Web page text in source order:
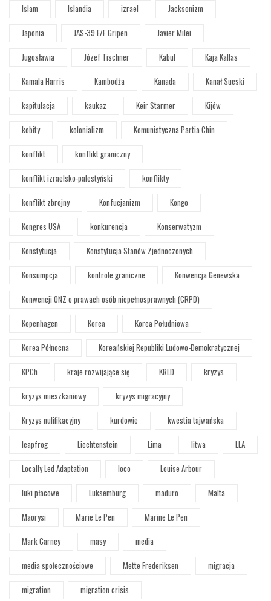
Islam
Islandia izrael
Jacksonizm
Japonia
JAS-39 E/F Gripen
Javier Milei
Jugosławia
Józef Tischner Kabul
Kaja Kallas
Kamala Harris
Kambodża Kanada
Kanał Sueski
kapitulacja
kaukaz Keir Starmer
Kijów
kobity
kolonializm
Komunistyczna Partia Chin
konflikt
konflikt graniczny
konflikt izraelsko-palestyński
konflikty
konflikt zbrojny
Konfucjanizm
Kongo
Kongres USA
konkurencja
Konserwatyzm
Konstytucja
Konstytucja Stanów Zjednoczonych
Konsumpcja
kontrole graniczne
Konwencja Genewska
Konwencji ONZ o prawach osób niepełnosprawnych (CRPD)
Kopenhagen
Korea
Korea Południowa
Korea Północna
Koreańskiej Republiki Ludowo-Demokratycznej
KPCh
kraje rozwijające się KRLD
kryzys
kryzys mieszkaniowy
kryzys migracyjny
Kryzys nulifikacyjny
kurdowie
kwestia tajwańska
leapfrog
Liechtenstein Lima litwa
LLA
Locally Led Adaptation
loco
Louise Arbour
luki płacowe
Luksemburg maduro
Malta
Maorysi
Marie Le Pen
Marine Le Pen
Mark Carney
masy
media
media społecznościowe
Mette Frederiksen
migracja
migration
migration crisis